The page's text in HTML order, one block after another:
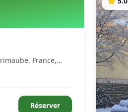
France,
Réserver